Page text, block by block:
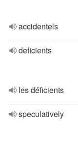
accidentels
deficients
les déficients
speculatively